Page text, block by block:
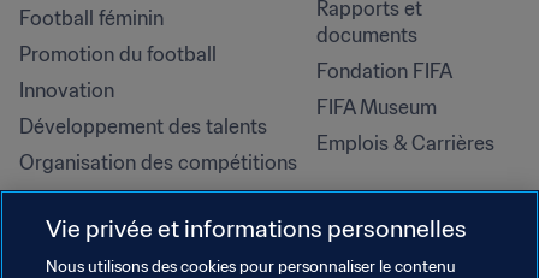
Football féminin
Promotion du football
Innovation
Développement des talents
Organisation des compétitions
Développement durable
Droits de l'homme et lutte contre
la discrimination
Rapports et
documents
Fondation FIFA
FIFA Museum
Emplois & Carrières
Vie privée et informations personnelles
Nous utilisons des cookies pour personnaliser le contenu